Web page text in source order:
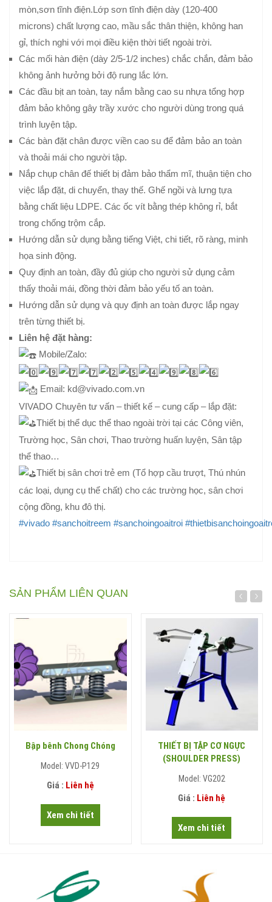
mòn,sơn tĩnh điện.Lớp sơn tĩnh điện dày (120-400
microns) chất lượng cao, mầu sắc thân thiện, không han
gỉ, thích nghi với mọi điều kiện thời tiết ngoài trời.
Các mối hàn điện (dày 2/5-1/2 inches) chắc chắn, đảm bảo
không ảnh hưởng bởi độ rung lắc lớn.
Các đầu bịt an toàn, tay nắm bằng cao su nhựa tổng hợp
đảm bảo không gây trầy xước cho người dùng trong quá
trình luyện tập.
Các bàn đặt chân được viền cao su để đảm bảo an toàn
và thoải mái cho người tập.
Nắp chụp chân đế thiết bị đảm bảo thẩm mĩ, thuận tiện cho
việc lắp đặt, di chuyển, thay thế. Ghế ngồi và lưng tựa
bằng chất liệu LDPE. Các ốc vít bằng thép không rỉ, bắt
trong chống trộm cắp.
Hướng dẫn sử dụng bằng tiếng Việt, chi tiết, rõ ràng, minh
họa sinh động.
Quy định an toàn, đầy đủ giúp cho người sử dụng cảm
thấy thoải mái, đồng thời đảm bảo yếu tố an toàn.
Hướng dẫn sử dụng và quy định an toàn được lắp ngay
trên từng thiết bị.
Liên hệ đặt hàng:
Mobile/Zalo:
Email: kd@vivado.com.vn
VIVADO Chuyên tư vấn – thiết kế – cung cấp – lắp đặt:
Thiết bị thể dục thể thao ngoài trời tại các Công viên,
Trường học, Sân chơi, Thao trường huấn luyện, Sân tập
thể thao…
Thiết bị sân chơi trẻ em (Tổ hợp cầu trượt, Thú nhún
các loại, dụng cụ thể chất) cho các trường học, sân chơi
cộng đồng, khu đô thị.
#vivado #sanchoitreem #sanchoingoaitroi
SẢN PHẨM LIÊN QUAN
Bập bênh Chong Chóng
Model: VVD-P129
Giá : Liên hệ
Xem chi tiết
THIẾT BỊ TẬP CƠ NGỰC
(SHOULDER PRESS)
Model: VG202
Giá : Liên hệ
Xem chi tiết